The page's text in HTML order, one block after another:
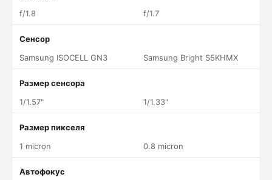
f/1.8
f/1.7
Сенсор
Samsung ISOCELL GN3
Samsung Bright S5KHMX
Размер сенсора
1/1.57"
1/1.33"
Размер пикселя
1 micron
0.8 micron
Автофокус